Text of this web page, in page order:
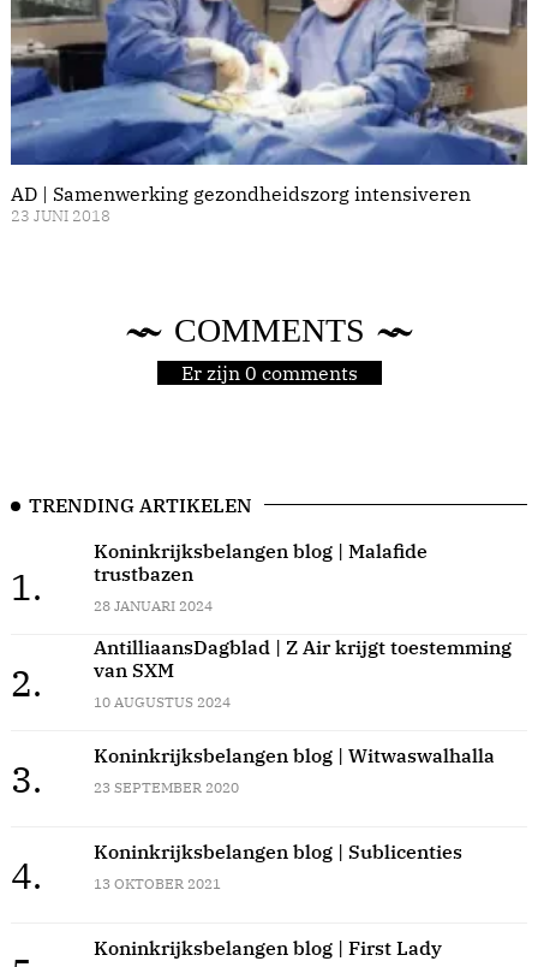
AD | Samenwerking gezondheidszorg intensiveren
23 JUNI 2018
COMMENTS
Er zijn 0 comments
TRENDING ARTIKELEN
1.
Koninkrijksbelangen blog | Malafide
trustbazen
28 JANUARI 2024
2.
AntilliaansDagblad | Z Air krijgt toestemming
van SXM
10 AUGUSTUS 2024
3.
Koninkrijksbelangen blog | Witwaswalhalla
23 SEPTEMBER 2020
4.
Koninkrijksbelangen blog | Sublicenties
13 OKTOBER 2021
Koninkrijksbelangen blog | First Lady